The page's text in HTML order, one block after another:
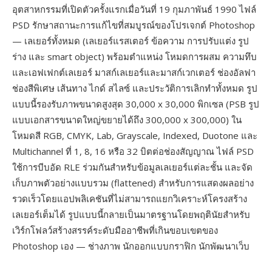
อุตสาหกรรมที่เปิดตัวครั้งแรกเมื่อวันที่ 19 กุมภาพันธ์ 1990 ไฟล์
PSD รักษาสถานะการแก้ไขที่สมบูรณ์ของโปรเจกต์ Photoshop
— เลเยอร์ทั้งหมด (เลเยอร์แรสเตอร์ ข้อความ การปรับแต่ง รูป
ร่าง และ smart object) พร้อมตำแหน่ง โหมดการผสม ความทึบ
และเอฟเฟกต์เลเยอร์ มาสก์เลเยอร์และมาสก์เวกเตอร์ ช่องอัลฟา
ช่องสีพิเศษ เส้นทาง ไกด์ สไลซ์ และประวัติการเลิกทำทั้งหมด รูป
แบบนี้รองรับภาพขนาดสูงสุด 30,000 x 30,000 พิกเซล (PSB รูป
แบบเอกสารขนาดใหญ่ขยายได้ถึง 300,000 x 300,000) ใน
โหมดสี RGB, CMYK, Lab, Grayscale, Indexed, Duotone และ
Multichannel ที่ 1, 8, 16 หรือ 32 บิตต่อช่องสัญญาณ ไฟล์ PSD
ใช้การบีบอัด RLE ร่วมกันสำหรับข้อมูลเลเยอร์แต่ละชั้น และจัด
เก็บภาพตัวอย่างแบบรวม (flattened) สำหรับการแสดงผลอย่าง
รวดเร็วโดยแอปพลิเคชันที่ไม่สามารถแยกวิเคราะห์โครงสร้าง
เลเยอร์เต็มได้ รูปแบบนี้กลายเป็นมาตรฐานโดยพฤตินัยสำหรับ
เวิร์กโฟลว์สร้างสรรค์ระดับมืออาชีพที่เกินขอบเขตของ
Photoshop เอง — ช่างภาพ นักออกแบบกราฟิก นักพัฒนาเว็บ